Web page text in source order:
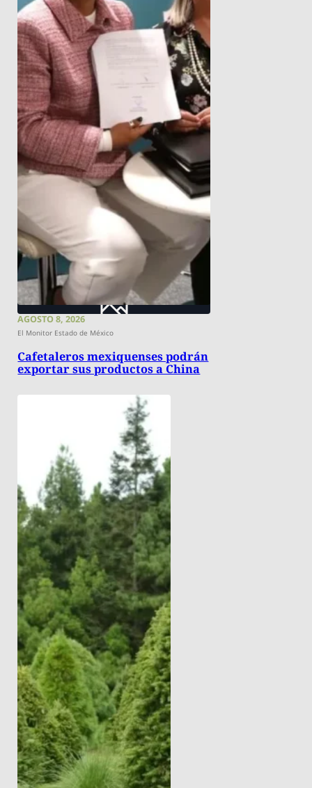
AGOSTO 8, 2026
El Monitor Estado de México
Cafetaleros mexiquenses podrán
exportar sus productos a China